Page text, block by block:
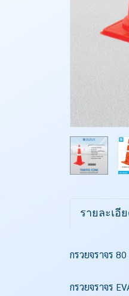
รายละเอี
กรวยจราจร
กรวยจราจร